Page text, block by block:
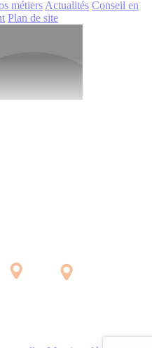
métiers Actualités Conseil en
Plan de site